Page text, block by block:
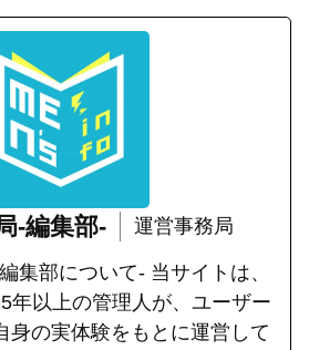
-編集部- 運営事務局
集部について- 当サイトは、
年以上の管理人が、ユーザー
身の実体験をもとに運営して